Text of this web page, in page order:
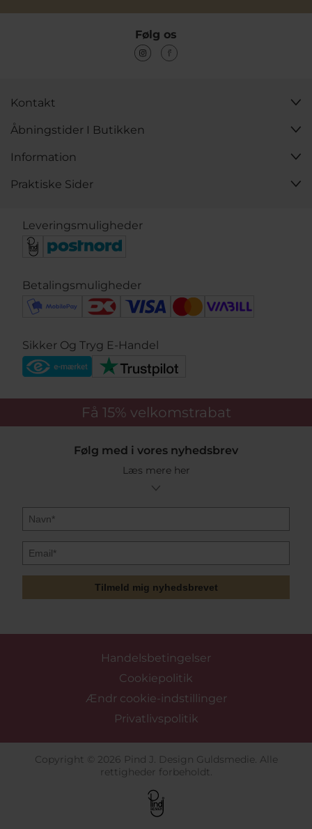
Følg os
Kontakt
Åbningstider I Butikken
Information
Praktiske Sider
Leveringsmuligheder
Betalingsmuligheder
Sikker Og Tryg E-Handel
Få 15% velkomstrabat
Følg med i vores nyhedsbrev
Læs mere her
Tilmeld mig nyhedsbrevet
Handelsbetingelser
Cookiepolitik
Ændr cookie-indstillinger
Privatlivspolitik
Copyright © 2026 Pind J. Design Guldsmedie. Alle
rettigheder forbeholdt.